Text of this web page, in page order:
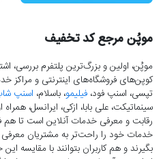
موپُن مرجع کد تخفیف
موپُن، اولین و بزرگ‌ترین پلتفرم بررسی،
کوپن‌های فروشگاه‌های اینترنتی و مراکز
تپسی، اسنپ فود، فیلیمو، باسلام، اسنپ
سینماتیکت، علی بابا، ازکی، ایرانسل،
رقابت و معرفی خدمات آنلاین است تا هم
خدمات خود را راحت‌تر به مشتریان
بگیرند و هم کاربران بتوانند با مقایسه